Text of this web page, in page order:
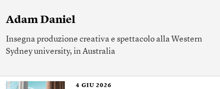
Adam Daniel
Insegna produzione creativa e spettacolo alla Western
Sydney university, in Australia
4 GIU 2026